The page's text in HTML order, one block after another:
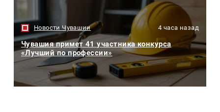
Новости Чувашии 4 часа назад
Чувашия примет 41 участника конкурса
«Лучший по профессии»